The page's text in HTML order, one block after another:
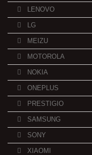
LENOVO
LG
MEIZU
MOTOROLA
NOKIA
ONEPLUS
PRESTIGIO
SAMSUNG
SONY
XIAOMI